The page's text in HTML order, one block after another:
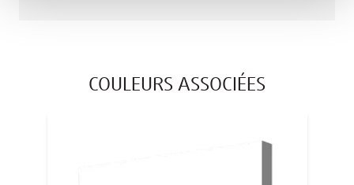
COULEURS ASSOCIÉES